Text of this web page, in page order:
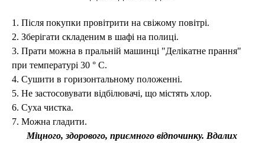
1. Після покупки провітрити на свіжому повітрі.
2. Зберігати складеним в шафі на полиці.
3. Прати можна в пральній машинці "Делікатне прання"
при температурі 30 ° С.
4. Сушити в горизонтальному положенні.
5. Не застосовувати відбілювачі, що містять хлор.
6. Суха чистка.
7. Можна гладити.
Міцного, здорового, приємного відпочинку. Вдалих